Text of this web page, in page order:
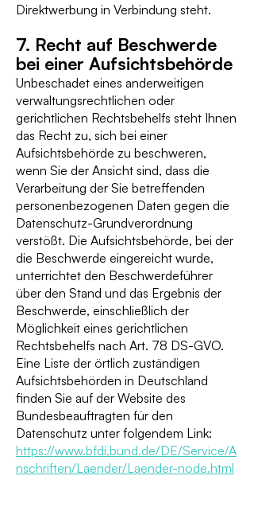
Direktwerbung in Verbindung steht.
7. Recht auf Beschwerde
bei einer Aufsichtsbehörde
Unbeschadet eines anderweitigen
verwaltungsrechtlichen oder
gerichtlichen Rechtsbehelfs steht Ihnen
das Recht zu, sich bei einer
Aufsichtsbehörde zu beschweren,
wenn Sie der Ansicht sind, dass die
Verarbeitung der Sie betreffenden
personenbezogenen Daten gegen die
Datenschutz-Grundverordnung
verstößt. Die Aufsichtsbehörde, bei der
die Beschwerde eingereicht wurde,
unterrichtet den Beschwerdeführer
über den Stand und das Ergebnis der
Beschwerde, einschließlich der
Möglichkeit eines gerichtlichen
Rechtsbehelfs nach Art. 78 DS-GVO.
Eine Liste der örtlich zuständigen
Aufsichtsbehörden in Deutschland
finden Sie auf der Website des
Bundesbeauftragten für den
Datenschutz unter folgendem Link:
https://www.bfdi.bund.de/DE/Service/A
nschriften/Laender/Laender-node.html